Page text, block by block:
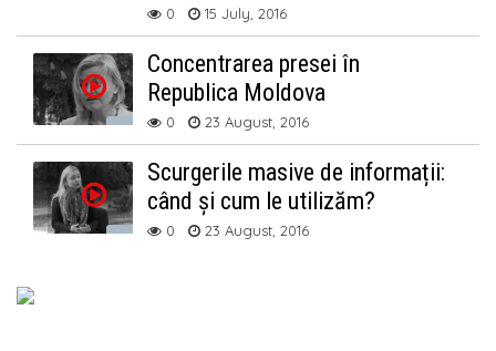
0 15 July, 2016
Concentrarea presei în
Republica Moldova
0 23 August, 2016
Scurgerile masive de informații:
când și cum le utilizăm?
0 23 August, 2016